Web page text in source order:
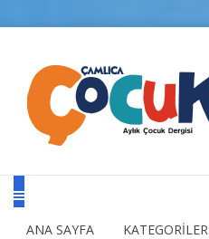
ANA SAYFA KATEGORİLER